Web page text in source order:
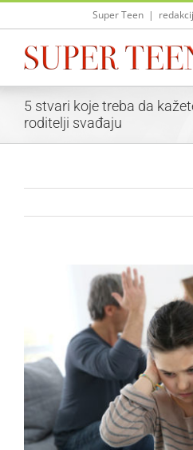
Skip
Super Teen |
5 stvari koje treba da
roditelji svađaju